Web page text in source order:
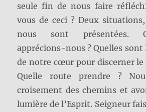
seule fin de nous faire
vous de ceci ? Deux
nous sont présentées.
apprécions-nous ? Quelles
de notre cœur pour discerner le
Quelle route prendre ?
croisement des chemins et
lumière de l’Esprit. Seigneur